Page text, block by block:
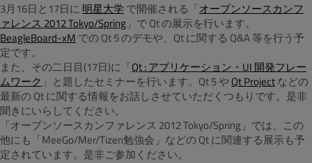
3月16日と17日に 明星大学 で開催される「オープンソースカンフ
ァレンス 2012 Tokyo/Spring 」で Qt の展示を行います。
BeagleBoard-xM での Qt 5 のデモや、Qt に関する Q&A 等を行う予
定です。
また、その二日目(17日)に「Qt : アプリケーション・UI 開発フレー
ムワーク 」と題したセミナーを行います。Qt 5 や Qt Projectなどの
最新の Qt に関する情報をお話しさせていただくつもりです。是非
聞きにいらしてください。
「オープンソースカンファレンス 2012 Tokyo/Spring」では、この
他にも「MeeGo/Mer/Tizen勉強会」などの Qt に関連する展示も予
定されています。是非ご参加ください。